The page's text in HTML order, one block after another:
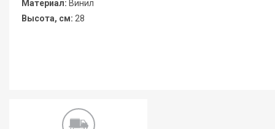
Материал: Винил
Высота, см: 28